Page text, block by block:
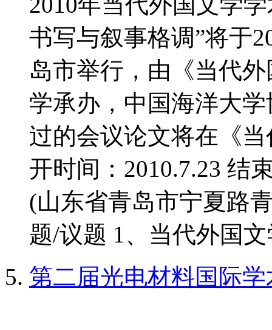
书写与叙事格调”将于
岛市举行，由《当代
学承办，中国海洋大
过的会议论文将在《
开时间：2010.7.23 结
(山东省青岛市宁夏路
题/议题 1、当代外国文
第二届光电材料国际